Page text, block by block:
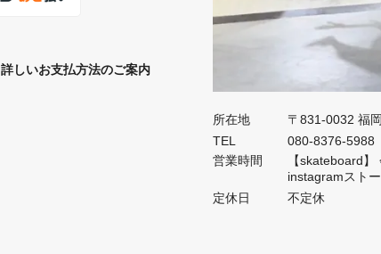
詳しいお支払方法のご案内
所在地
〒831-0032 福
TEL
080-8376-5988
営業時間
【skateboard
instagramスト
定休日
不定休